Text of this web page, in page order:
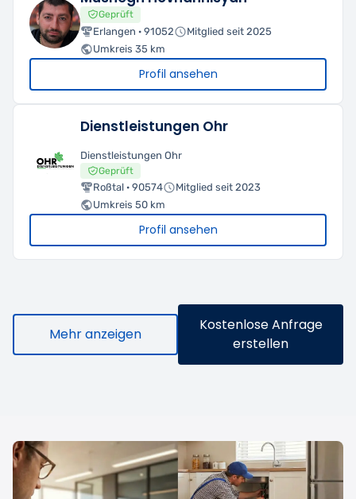
Geprüft
Erlangen · 91052
Mitglied seit 2025
Umkreis 35 km
Profil ansehen
Dienstleistungen Ohr
Dienstleistungen Ohr
Geprüft
Roßtal · 90574
Mitglied seit 2023
Umkreis 50 km
Profil ansehen
Mehr anzeigen
Kostenlose Anfrage
erstellen